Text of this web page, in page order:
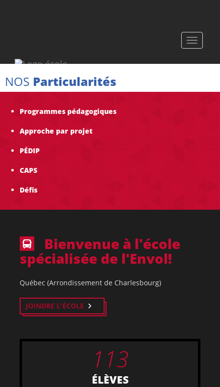
Toggle
NOS Particularités
Programmes pédagogiques
Approche par projet
PÉDIP
CAPS
Défis
Bienvenue à l'école
spécialisée de l'Envol!
Québec (Arrondissement de Charlesbourg)
JOINDRE L'ÉCOLE
113
ÉLÈVES